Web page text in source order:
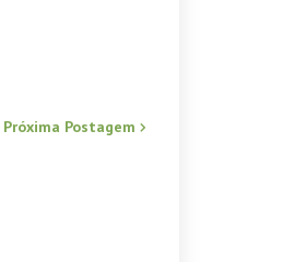
Próxima Postagem